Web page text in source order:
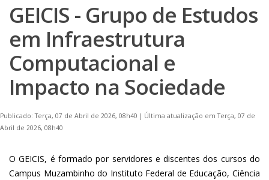
GEICIS - Grupo de Estudos
em Infraestrutura
Computacional e
Impacto na Sociedade
Publicado: Terça, 07 de Abril de 2026, 08h40 | Última atualização em Terça, 07 de
Abril de 2026, 08h40
O GEICIS, é formado por servidores e discentes dos cursos do
Campus Muzambinho do Instituto Federal de Educação, Ciência